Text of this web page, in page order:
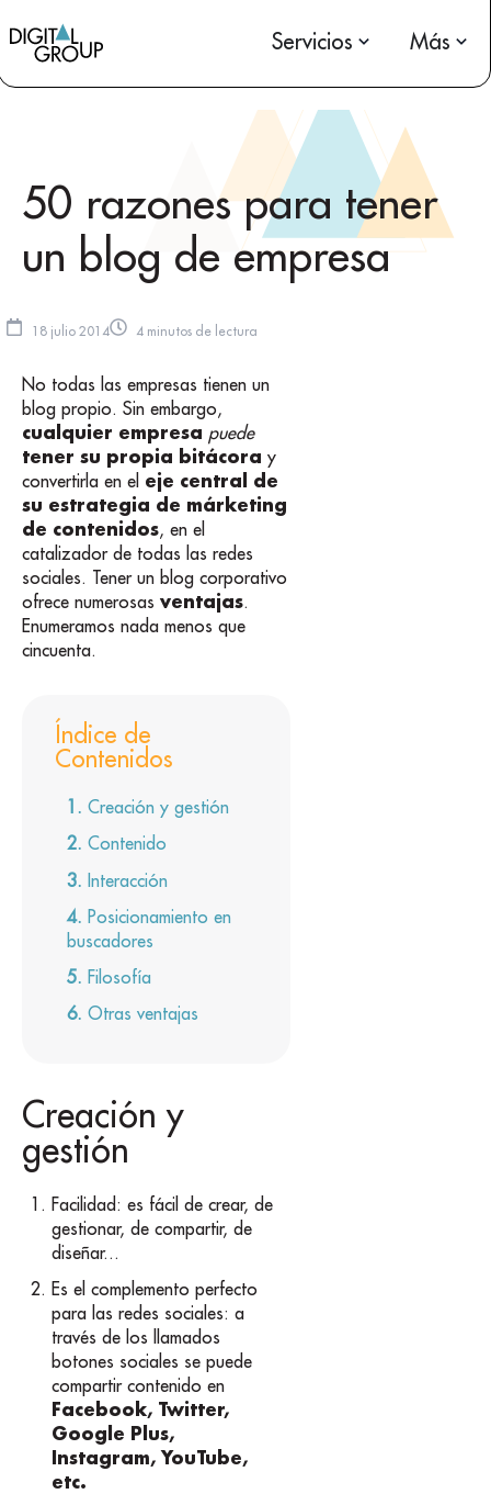
Servicios Más
50 razones para tener
un blog de empresa
18 julio 2014 4 minutos de lectura
No todas las empresas tienen un
blog propio. Sin embargo,
cualquier empresa puede
tener su propia bitácora y
convertirla en el eje central de
su estrategia de márketing
de contenidos, en el
catalizador de todas las redes
sociales. Tener un blog corporativo
ofrece numerosas ventajas.
Enumeramos nada menos que
cincuenta.
Índice de
Contenidos
Creación y gestión
Contenido
Interacción
Posicionamiento en
buscadores
Filosofía
Otras ventajas
Creación y
gestión
Facilidad: es fácil de crear, de
gestionar, de compartir, de
diseñar...
Es el complemento perfecto
para las redes sociales: a
través de los llamados
botones sociales se puede
compartir contenido en
Facebook, Twitter,
Google Plus,
Instagram, YouTube,
etc.